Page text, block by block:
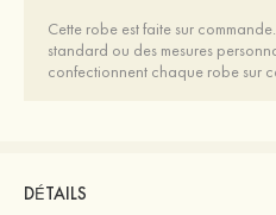
Cette robe est faite sur
standard ou des mesures
confectionnent chaque robe sur
DÉTAILS